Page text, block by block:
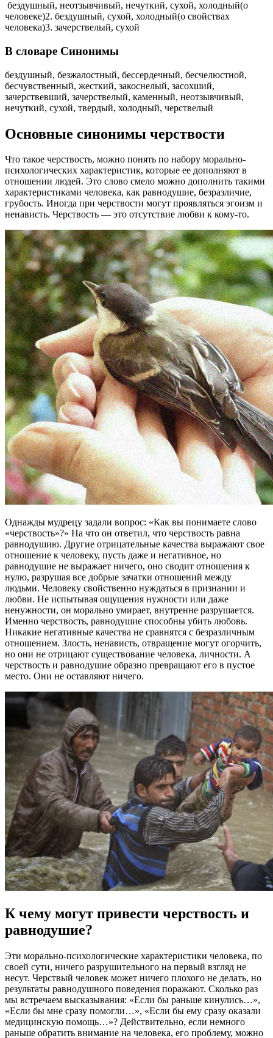
бездушный, неотзывчивый, нечуткий, сухой, холодный(о
человеке)2. бездушный, сухой, холодный(о свойствах
человека)3. зачерствелый, сухой
В словаре Синонимы
бездушный, безжалостный, бессердечный, бесчелюстной,
бесчувственный, жесткий, закоснелый, засохший,
зачерствевший, зачерствелый, каменный, неотзывчивый,
нечуткий, сухой, твердый, холодный, черствелый
Основные синонимы черствости
Что такое черствость, можно понять по набору морально-
психологических характеристик, которые ее дополняют в
отношении людей. Это слово смело можно дополнить такими
характеристиками человека, как равнодушие, безразличие,
грубость. Иногда при черствости могут проявляться эгоизм и
ненависть. Черствость — это отсутствие любви к кому-то.
Однажды мудрецу задали вопрос: «Как вы понимаете слово
«черствость»?» На что он ответил, что черствость равна
равнодушию. Другие отрицательные качества выражают свое
отношение к человеку, пусть даже и негативное, но
равнодушие не выражает ничего, оно сводит отношения к
нулю, разрушая все добрые зачатки отношений между
людьми. Человеку свойственно нуждаться в признании и
любви. Не испытывая ощущения нужности или даже
ненужности, он морально умирает, внутренне разрушается.
Именно черствость, равнодушие способны убить любовь.
Никакие негативные качества не сравнятся с безразличным
отношением. Злость, ненависть, отвращение могут огорчить,
но они не отрицают существование человека, личности. А
черствость и равнодушие образно превращают его в пустое
место. Они не оставляют ничего.
К чему могут привести черствость и
равнодушие?
Эти морально-психологические характеристики человека, по
своей сути, ничего разрушительного на первый взгляд не
несут. Черствый человек может ничего плохого не делать, но
результаты равнодушного поведения поражают. Сколько раз
мы встречаем высказывания: «Если бы раньше кинулись…»,
«Если бы мне сразу помогли…», «Если бы ему сразу оказали
медицинскую помощь…»? Действительно, если немного
раньше обратить внимание на человека, его проблему, можно